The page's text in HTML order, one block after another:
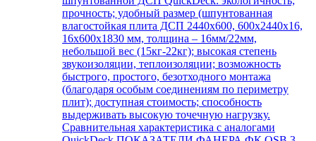
прочность; удобный размер (шпунтованная
влагостойкая плита ДСП 2440х600, 600х2440х16,
16х600х1830 мм, толщина – 16мм/22мм,
небольшой вес (15кг-22кг); высокая степень
звукоизоляции, теплоизоляции; возможность
быстрого, простого, безотходного монтажа
(благодаря особым соединениям по периметру
плит); доступная стоимость; способность
выдерживать высокую точечную нагрузку.
Сравнительная характеристика с аналогами